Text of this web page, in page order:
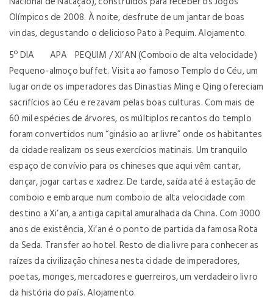
Olímpicos de 2008. À noite, desfrute de um jantar de boas
vindas, degustando o delicioso Pato à Pequim. Alojamento.
5º DIA APA PEQUIM / XI’AN (Comboio de alta velocidade)
Pequeno-almoço buffet. Visita ao famoso Templo do Céu, um
lugar onde os imperadores das Dinastias Ming e Qing ofereciam
sacrifícios ao Céu e rezavam pelas boas culturas. Com mais de
60 mil espécies de árvores, os múltiplos recantos do templo
foram convertidos num “ginásio ao ar livre” onde os habitantes
da cidade realizam os seus exercícios matinais. Um tranquilo
espaço de convívio para os chineses que aqui vêm cantar,
dançar, jogar cartas e xadrez. De tarde, saída até à estação de
comboio e embarque num comboio de alta velocidade com
destino a Xi’an, a antiga capital amuralhada da China. Com 3000
anos de existência, Xi’an é o ponto de partida da famosa Rota
da Seda. Transfer ao hotel. Resto de dia livre para conhecer as
raízes da civilização chinesa nesta cidade de imperadores,
poetas, monges, mercadores e guerreiros, um verdadeiro livro
da história do país. Alojamento.